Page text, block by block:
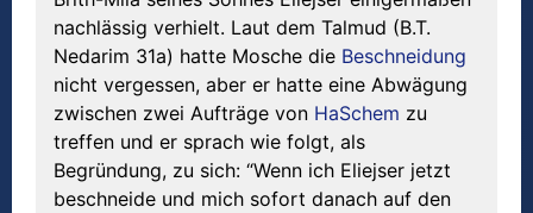
nachlässig verhielt. Laut dem Talmud (B.T.
Nedarim 31a) hatte Mosche die Beschneidung
nicht vergessen, aber er hatte eine Abwägung
zwischen zwei Aufträge von HaSchem zu
treffen und er sprach wie folgt, als
Begründung, zu sich: “Wenn ich Eliejser jetzt
beschneide und mich sofort danach auf den